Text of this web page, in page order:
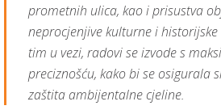
prometnih ulica, kao i prisustva
neprocjenjive kulturne i
tim u vezi, radovi se izvode s
preciznošću, kako bi se osigurala
zaštita ambijentalne cjeline.